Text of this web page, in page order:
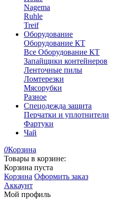
Nagema
Ruhle
Treif
Оборудование
Оборудование КТ
Все Оборудование КТ
Запайщики контейнеров
Ленточные пилы
Ломтерезки
Мясорубки
Разное
Спецодежда защита
Перчатки и уплотнители
Фартуки
Чай
0Корзина
Товары в корзине:
Корзина пуста
Корзина Оформить заказ
Аккаунт
Мой профиль